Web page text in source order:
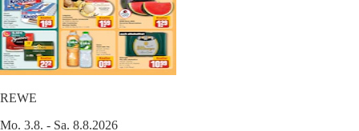
REWE
Mo. 3.8. - Sa. 8.8.2026